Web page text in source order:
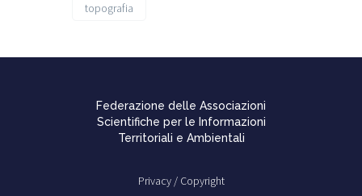
topografia
Federazione delle Associazioni
Scientifiche per le Informazioni
Territoriali e Ambientali
Privacy / Copyright